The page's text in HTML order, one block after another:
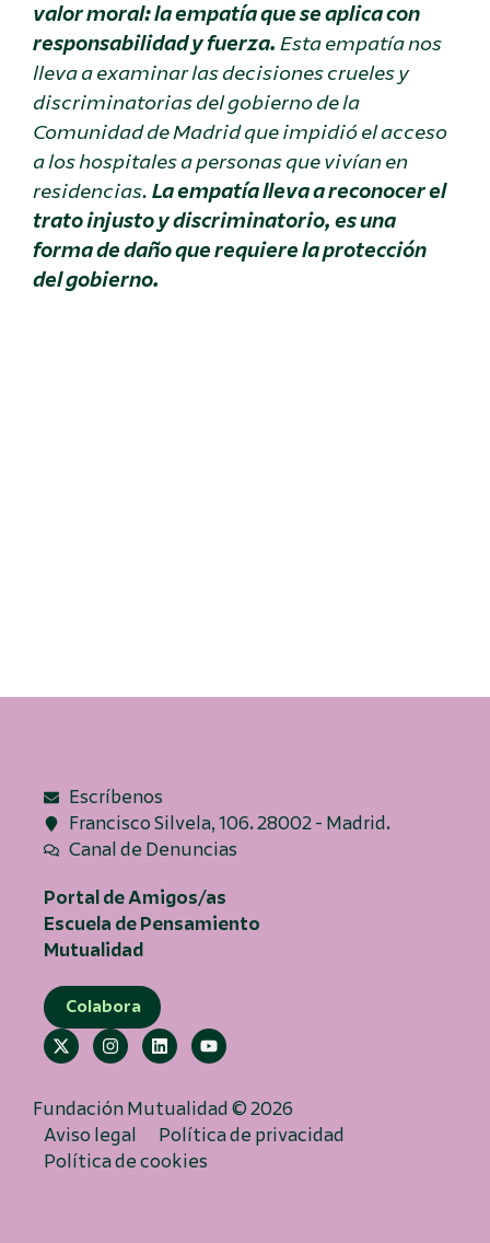
valor moral: la empatía que se aplica con
responsabilidad y fuerza. Esta empatía nos
lleva a examinar las decisiones crueles y
discriminatorias del gobierno de la
Comunidad de Madrid que impidió el acceso
a los hospitales a personas que vivían en
residencias. La empatía lleva a reconocer el
trato injusto y discriminatorio, es una
forma de daño que requiere la protección
del gobierno.
Escríbenos
Francisco Silvela, 106. 28002 - Madrid.
Canal de Denuncias
Portal de Amigos/as
Escuela de Pensamiento
Mutualidad
Colabora
Fundación Mutualidad © 2026
Aviso legal
Política de privacidad
Política de cookies